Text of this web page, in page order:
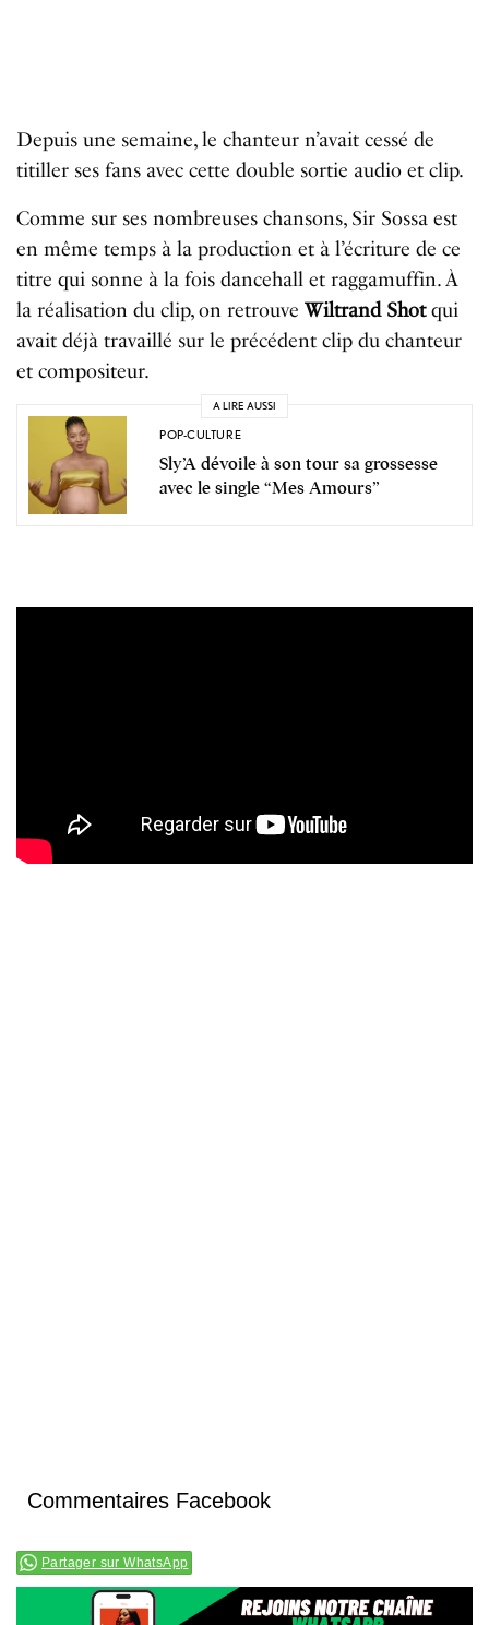
Depuis une semaine,le chanteur n’avait cessé de
titiller ses fans avec cette double sortie audio et clip.
Comme sur ses nombreuses chansons, Sir Sossa est
en même temps à la production et à l’écriture de ce
titre qui sonne à la fois dancehall et raggamuffin.À
la réalisation du clip,on retrouve Wiltrand Shot qui
avait déjà travaillé sur le précédent clip du chanteur
et compositeur.
A LIRE AUSSI
POP-CULTURE
Sly’A dévoile à son tour sa grossesse
avec le single “Mes Amours”
Commentaires Facebook
Partager sur WhatsApp